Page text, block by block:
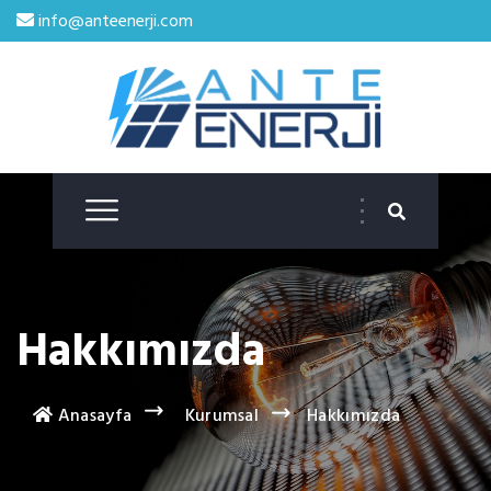
info@anteenerji.com
Hakkımızda
Anasayfa Kurumsal Hakkımızda